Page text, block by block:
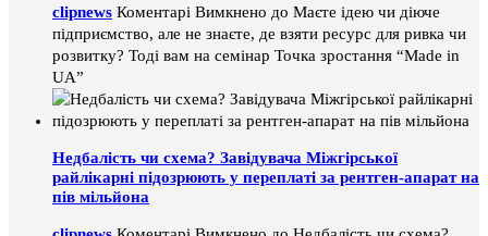
clipnews Коментарі Вимкнено до Маєте ідею чи діюче
підприємство, але не знаєте, де взяти ресурс для ривка чи
розвитку? Тоді вам на семінар Точка зростання “Made in
UA”
Недбалість чи схема? Завідувача Міжгірської
райлікарні підозрюють у переплаті за рентген-апарат на
пів мільйона